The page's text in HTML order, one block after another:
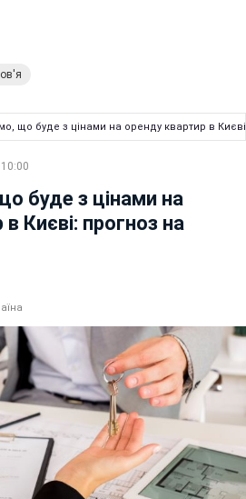
що буде з цінами на оренду квартир в
буде з цінами на
Києві: прогноз на